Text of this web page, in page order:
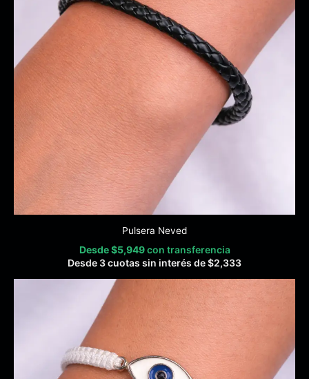
Pulsera Neved
Desde$5,949 con transferencia
Desde 3 cuotas sin interés de$2,333